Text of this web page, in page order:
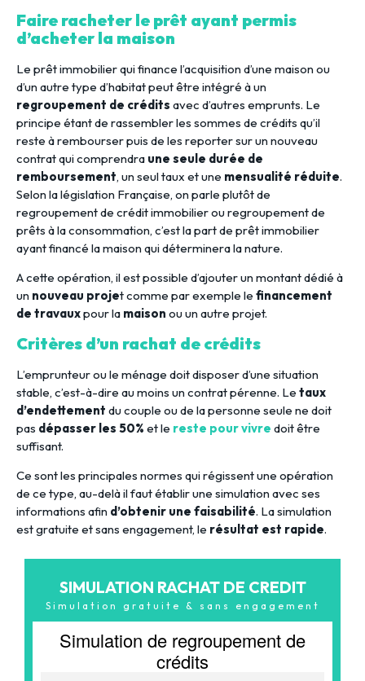
Faire racheter le prêt ayant permis
d’acheter la maison
Le prêt immobilier qui finance l’acquisition d’une maison ou
d’un autre type d’habitat peut être intégré à un
regroupement de crédits avec d’autres emprunts. Le
principe étant de rassembler les sommes de crédits qu’il
reste à rembourser puis de les reporter sur un nouveau
contrat qui comprendra une seule durée de
remboursement, un seul taux et une mensualité réduite.
Selon la législation Française, on parle plutôt de
regroupement de crédit immobilier ou regroupement de
prêts à la consommation, c’est la part de prêt immobilier
ayant financé la maison qui déterminera la nature.
A cette opération, il est possible d’ajouter un montant dédié à
un nouveau projet comme par exemple le financement
de travauxpour la maison ou un autre projet.
Critères d’un rachat de crédits
L’emprunteur ou le ménage doit disposer d’une situation
stable, c’est-à-dire au moins un contrat pérenne. Le taux
d’endettement du couple ou de la personne seule ne doit
pas dépasser les 50% et le reste pour vivre doit être
suffisant.
Ce sont les principales normes qui régissent une opération
de ce type, au-delà il faut établir une simulation avec ses
informations afin d’obtenir une faisabilité. La simulation
est gratuite et sans engagement, le résultat est rapide.
SIMULATION RACHAT DE CREDIT
Simulation gratuite & sans engagement